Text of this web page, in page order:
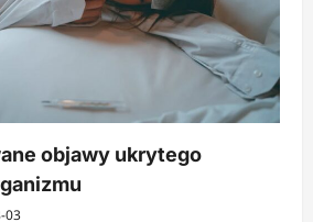
objawy ukrytego
03